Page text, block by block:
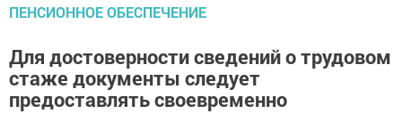
ПЕНСИОННОЕ ОБЕСПЕЧЕНИЕ
Для достоверности сведений о трудовом
стаже документы следует
предоставлять своевременно